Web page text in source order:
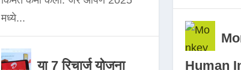
मध्ये...
या 7 रिचार्ज योजना
Human